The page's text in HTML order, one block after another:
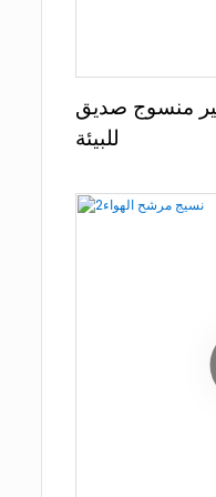
منسوج صديق
للبيئة